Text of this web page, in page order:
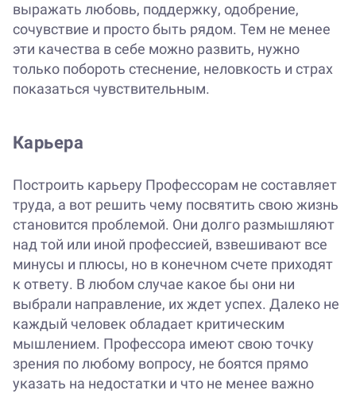
выражать любовь, поддержку, одобрение,
сочувствие и просто быть рядом. Тем не менее
эти качества в себе можно развить, нужно
только побороть стеснение, неловкость и страх
показаться чувствительным.
Карьера
Построить карьеру Профессорам не составляет
труда, а вот решить чему посвятить свою жизнь
становится проблемой. Они долго размышляют
над той или иной профессией, взвешивают все
минусы и плюсы, но в конечном счете приходят
к ответу. В любом случае какое бы они ни
выбрали направление, их ждет успех. Далеко не
каждый человек обладает критическим
мышлением. Профессора имеют свою точку
зрения по любому вопросу, не боятся прямо
указать на недостатки и что не менее важно